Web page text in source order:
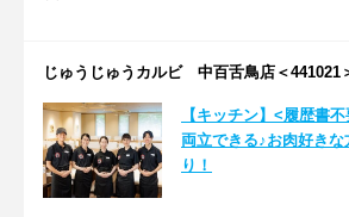
じゅうじゅうカルビ 中百舌鳥店＜441021
【キッチン】<履歴書
両立できる♪お肉好き
り！